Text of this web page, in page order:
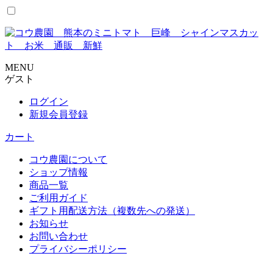
コ
テ
ン
に
ス
MENU
ゲスト
ログイン
新規会員登録
カート
コウ農園について
ショップ情報
商品一覧
ご利用ガイド
ギフト用配送方法（複数先への発送）
お知らせ
お問い合わせ
プライバシーポリシー